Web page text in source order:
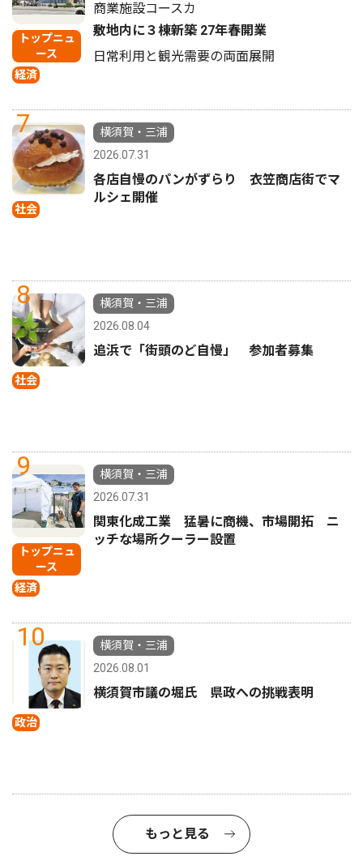
トップニュ
ース
経済
商業施設コースカ
敷地内に３棟新築 27年春開業
日常利用と観光需要の両面展開
7
社会
横須賀・三浦
2026.07.31
各店自慢のパンがずらり 衣笠商店街でマ
ルシェ開催
8
社会
横須賀・三浦
2026.08.04
追浜で「街頭のど自慢」 参加者募集
9
トップニュ
ース
経済
横須賀・三浦
2026.07.31
関東化成工業 猛暑に商機、市場開拓 ニ
ッチな場所クーラー設置
10
政治
横須賀・三浦
2026.08.01
横須賀市議の堀氏 県政への挑戦表明
もっと見る